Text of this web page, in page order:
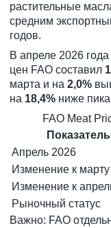
растительные
средним
годов.
В апреле 2026
цен FAO составил
марта и на 2,0%
на 18,4% ниже
FAO Meat
Показатель
Апрель 2026
Изменение к
Изменение к
Рыночный статус
Важно: FAO